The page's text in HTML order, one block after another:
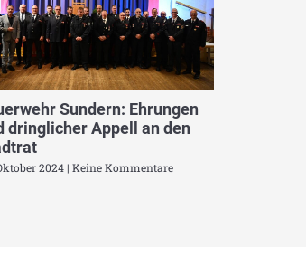
Sundern: Ehrungen
dringlicher Appell an den
2024 Keine Kommentare